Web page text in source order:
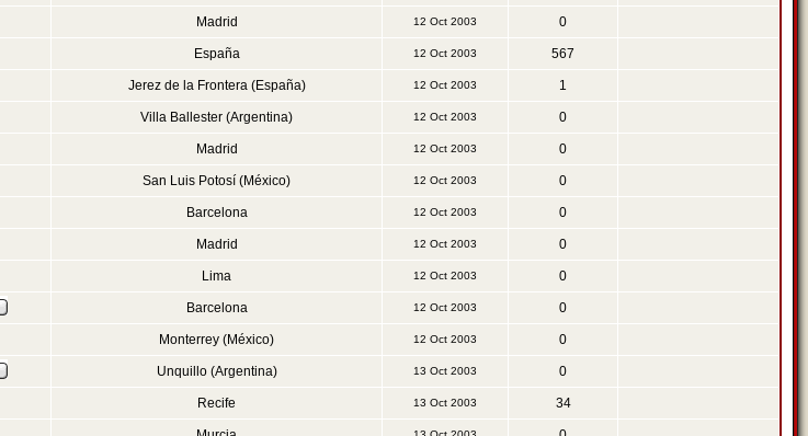
Madrid 12 Oct 2003 0
España 12 Oct 2003 567
Jerez de la Frontera (España) 12 Oct 2003 1
Villa Ballester (Argentina) 12 Oct 2003 0
Madrid 12 Oct 2003 0
San Luis Potosí (México) 12 Oct 2003 0
Barcelona 12 Oct 2003 0
Madrid 12 Oct 2003 0
Lima 12 Oct 2003 0
Barcelona 12 Oct 2003 0
Monterrey (México) 12 Oct 2003 0
Unquillo (Argentina) 13 Oct 2003 0
Recife 13 Oct 2003 34